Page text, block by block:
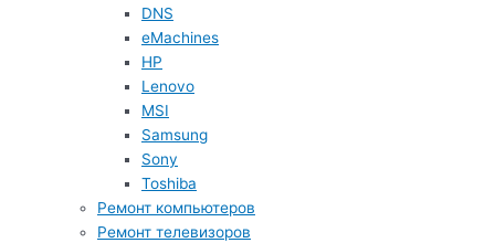
DNS
eMachines
HP
Lenovo
MSI
Samsung
Sony
Toshiba
Ремонт компьютеров
Ремонт телевизоров